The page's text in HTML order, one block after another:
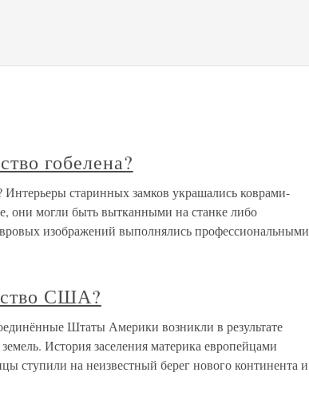
гобелена?
Интерьеры старинных замков украшались коврами-
они могли быть вытканными на станке либо
изображений выполнялись профессиональными
США?
Штаты Америки возникли в результате
История заселения материка европейцами
ступили на неизвестный берег нового континента и